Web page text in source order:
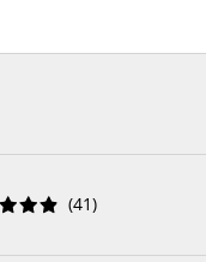



 (41)